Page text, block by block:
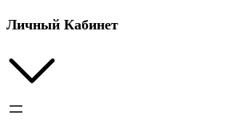
Личный Кабинет